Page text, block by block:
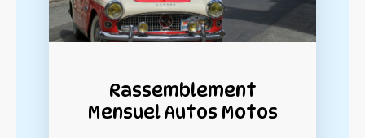
Rassemblement
Mensuel Autos Motos